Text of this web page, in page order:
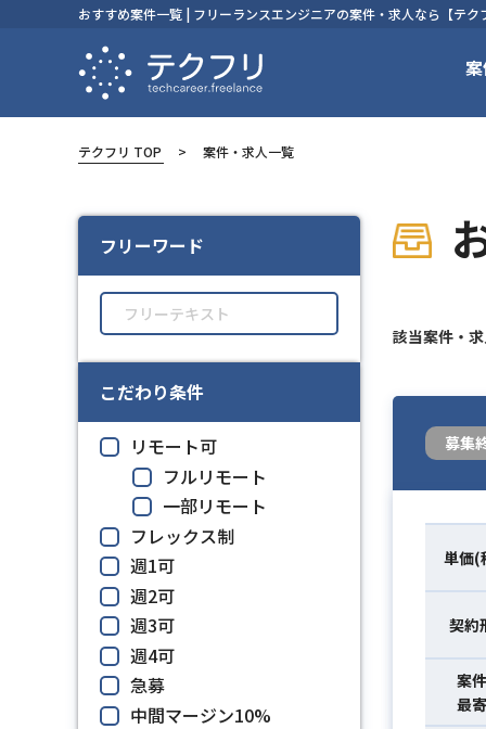
おすすめ案件一覧 | フリーランスエンジニアの案件・求人なら【テク
テクフリ TOP 案件・求人一覧
フリーワード
こだわり条件
リモート可
フルリモート
一部リモート
フレックス制
週1可
週2可
週3可
週4可
急募
中間マージン10%
該当案件・
募集
単価(
契約
案
最